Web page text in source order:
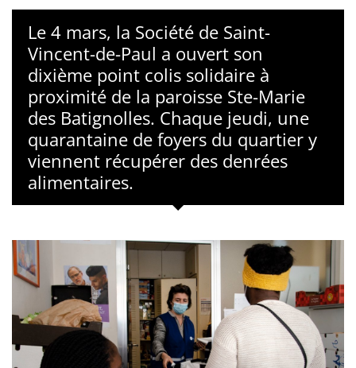
Le 4 mars, la Société de Saint-
Vincent-de-Paul a ouvert son
dixième point colis solidaire à
proximité de la paroisse Ste-Marie
des Batignolles. Chaque jeudi, une
quarantaine de foyers du quartier y
viennent récupérer des denrées
alimentaires.